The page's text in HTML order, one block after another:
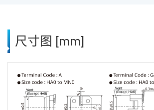
尺寸图 [mm]